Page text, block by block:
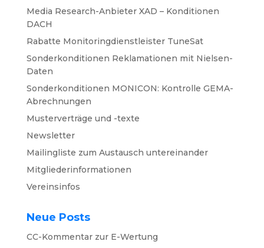
Media Research-Anbieter XAD – Konditionen
DACH
Rabatte Monitoringdienstleister TuneSat
Sonderkonditionen Reklamationen mit Nielsen-
Daten
Sonderkonditionen MONICON: Kontrolle GEMA-
Abrechnungen
Musterverträge und -texte
Newsletter
Mailingliste zum Austausch untereinander
Mitgliederinformationen
Vereinsinfos
Neue Posts
CC-Kommentar zur E-Wertung